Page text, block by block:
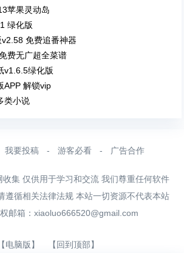
苹果灵动岛
绿化版
免费追番神器
费无广超全菜谱
v1.6.5绿化版
APP 解锁vip
类小说
我要投稿 - 游客必看 - 广告合作
集 仅供用于学习和交流 我们尊重任何软件
遵循相关法律法规 本站一切资源不代表本站
邮箱： xiaoluo666520@gmail.com
【电脑版】 【回到顶部】